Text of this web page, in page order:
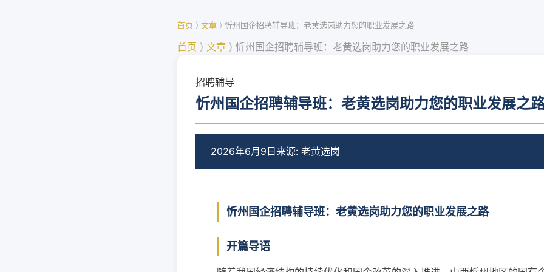
首页 ⟩ 文章 ⟩ 忻州国企招聘辅导班：老黄选岗助力您的职业发展之路
首页 ⟩ 文章 ⟩ 忻州国企招聘辅导班：老黄选岗助力您的职业发展之路
招聘辅导
忻州国企招聘辅导班：老黄选岗助力您的职业发展之
2026年6月9日 来源: 老黄选岗
忻州国企招聘辅导班：老黄选岗助力您的职业发展之路
开篇导语